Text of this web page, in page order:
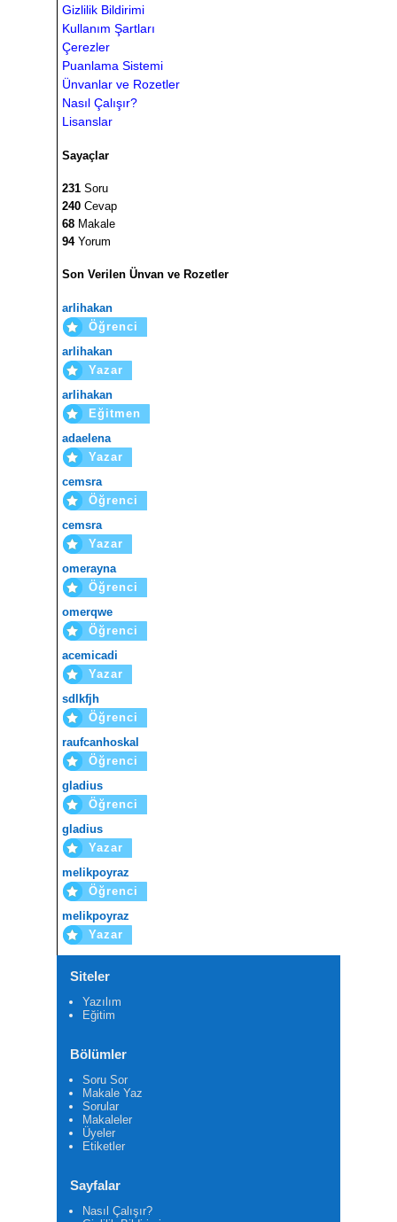
Gizlilik Bildirimi
Kullanım Şartları
Çerezler
Puanlama Sistemi
Ünvanlar ve Rozetler
Nasıl Çalışır?
Lisanslar
Sayaçlar
231 Soru
240 Cevap
68 Makale
94Yorum
Son Verilen Ünvan ve Rozetler
arlihakan
Öğrenci
arlihakan
Yazar
arlihakan
Eğitmen
adaelena
Yazar
cemsra
Öğrenci
cemsra
Yazar
omerayna
Öğrenci
omerqwe
Öğrenci
acemicadi
Yazar
sdlkfjh
Öğrenci
raufcanhoskal
Öğrenci
gladius
Öğrenci
gladius
Yazar
melikpoyraz
Öğrenci
melikpoyraz
Yazar
Siteler
Yazılım
Eğitim
Bölümler
Soru Sor
Makale Yaz
Sorular
Makaleler
Üyeler
Etiketler
Sayfalar
Nasıl Çalışır?